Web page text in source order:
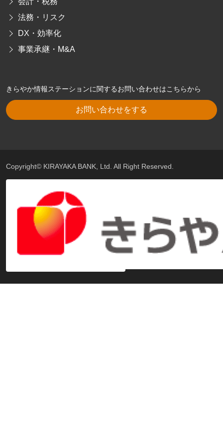
法務・リスク
DX・効率化
事業承継・M&A
きらやか情報ステーションに関するお問い合わせはこちらから
お問い合わせをする
Copyright© KIRAYAKA BANK, Ltd. All Right Reserved.